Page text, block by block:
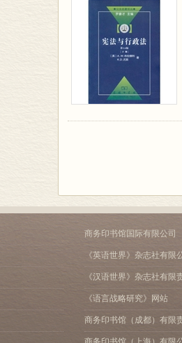
商务印书馆国际有限公司
《英语世界》杂志社有限
《汉语世界》杂志社有限
《语言战略研究》网站
商务印书馆（成都）有限